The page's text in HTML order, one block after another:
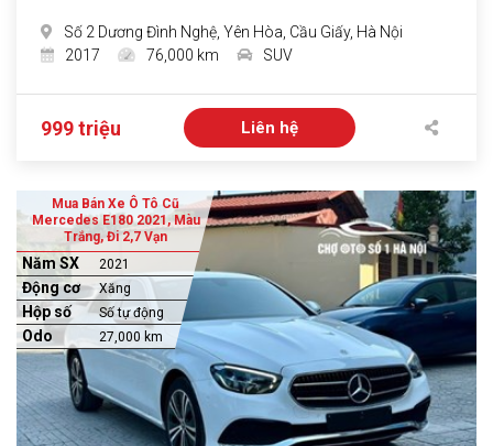
Số 2 Dương Đình Nghệ, Yên Hòa, Cầu Giấy, Hà Nội
2017
76,000 km SUV
999 triệu Liên hệ
Mua Bán Xe Ô Tô Cũ
Mercedes E180 2021, Màu
Trắng, Đi 2,7 Vạn
Năm SX 2021
Động cơ Xăng
Hộp số Số tự động
Odo 27,000 km